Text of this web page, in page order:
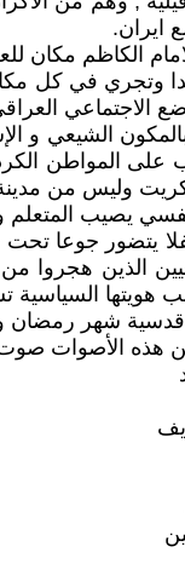
ايران.
وتجري في كل
الاجتماعي
الشيعي و
على المواطن
وليس من
يصيب المتعلم
يتضور جوعا
الذين
هويتها السياسية
قدسية شهر رمضان
هذه الأصوات